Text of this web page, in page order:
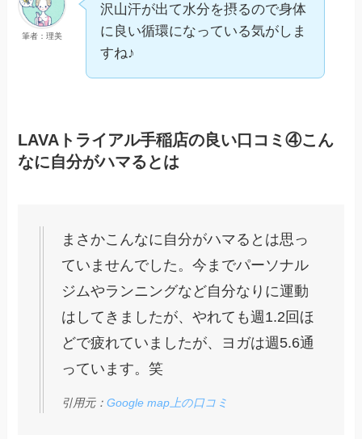
筆者：理美
沢山汗が出て水分を摂るので身体
に良い循環になっている気がしま
すね♪
LAVAトライアル手稲店の良い口コミ④こん
なに自分がハマるとは
まさかこんなに自分がハマるとは思っ
ていませんでした。今までパーソナル
ジムやランニングなど自分なりに運動
はしてきましたが、やれても週1.2回ほ
どで疲れていましたが、ヨガは週5.6通
っています。笑
引用元：Google map上の口コミ